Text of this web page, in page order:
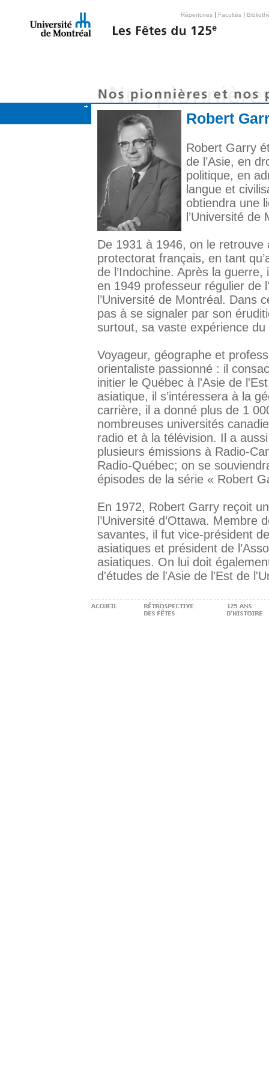
Répertoires | Facultés |
Robert
Robert Garry
de l’Asie, en
politique, en
langue et
obtiendra une
l’Université de
De 1931 à 1946, on le
protectorat français, en tant
de l’Indochine. Après la
en 1949 professeur régulier de
l’Université de Montréal. Dans
pas à se signaler par son
surtout, sa vaste expérience du
Voyageur, géographe et
orientaliste passionné : il
initier le Québec à l'Asie de
asiatique, il s’intéressera à la
carrière, il a donné plus de 1
nombreuses universités
radio et à la télévision. Il a
plusieurs émissions à Radio-
Radio-Québec; on se
épisodes de la série « Robert
En 1972, Robert Garry reçoit
l’Université d’Ottawa.
savantes, il fut vice-président
asiatiques et président de
asiatiques. On lui doit
d'études de l'Asie de l'Est de